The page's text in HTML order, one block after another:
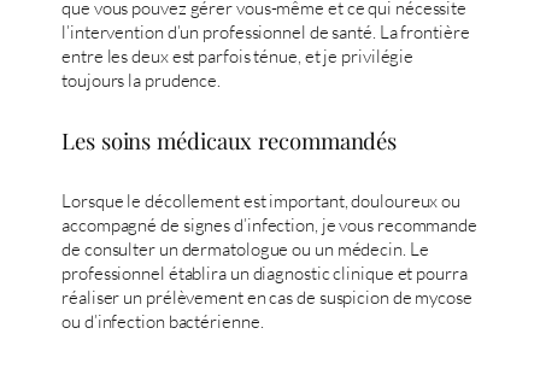
que vous pouvez gérer vous-même et ce qui nécessite
l’intervention d’un professionnel de santé. La frontière
entre les deux est parfois ténue, et je privilégie
toujours la prudence.
Les soins médicaux recommandés
Lorsque le décollement est important, douloureux ou
accompagné de signes d’infection, je vous recommande
de consulter un dermatologue ou un médecin. Le
professionnel établira un diagnostic clinique et pourra
réaliser un prélèvement en cas de suspicion de mycose
ou d’infection bactérienne.